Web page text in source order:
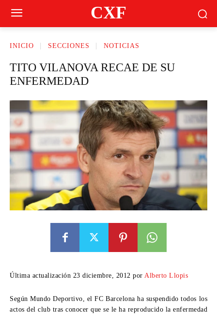
CXF
INICIO SECCIONES NOTICIAS
TITO VILANOVA RECAE DE SU
ENFERMEDAD
Última actualización 23 diciembre, 2012 por Alberto Llopis
Según Mundo Deportivo, el FC Barcelona ha suspendido todos los
actos del club tras conocer que se le ha reproducido la enfermedad